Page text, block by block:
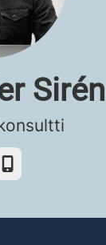
Sirén
PUHELIN